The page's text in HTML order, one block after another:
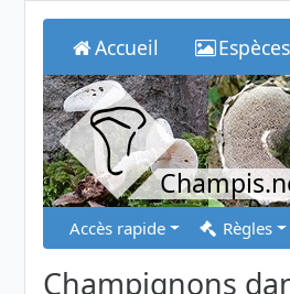
Accueil Espèces
Accès rapide Règles
Champignons